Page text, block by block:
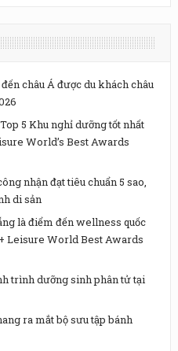
châu Á được du khách châu
5 Khu nghỉ dưỡng tốt nhất
World’s Best Awards
nhận đạt tiêu chuẩn 5 sao,
di sản
là điểm đến wellness quốc
Leisure World Best Awards
trình dưỡng sinh phân tử tại
ra mắt bộ sưu tập bánh